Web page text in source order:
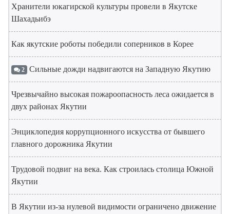
Хранители юкагирской культуры провели в Якутске
Шахадьибэ
Как якутские роботы победили соперников в Корее
2 Сильные дожди надвигаются на Западную Якутию
Чрезвычайно высокая пожароопасность леса ожидается в
двух районах Якутии
Энциклопедия коррупционного искусства от бывшего
главного дорожника Якутии
Трудовой подвиг на века. Как строилась столица Южной
Якутии
В Якутии из-за нулевой видимости ограничено движение